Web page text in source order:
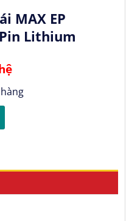
MAX EP
Lithium